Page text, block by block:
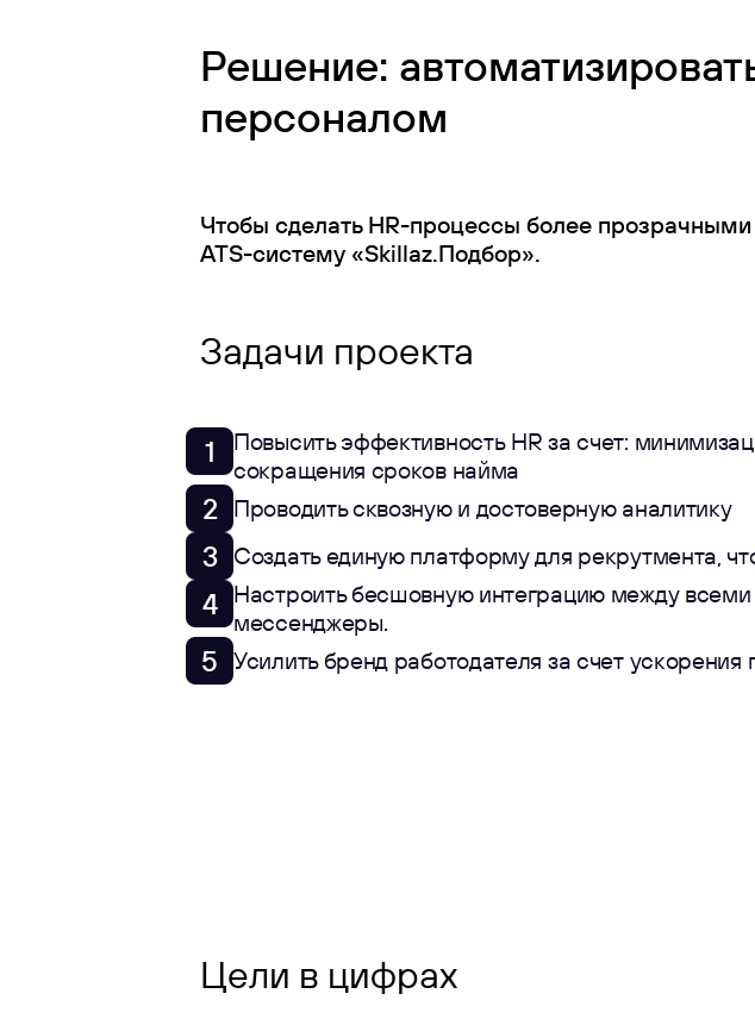
Решение:
персоналом
Чтобы сделать HR-процессы более
ATS-систему «Skillaz.Подбор».
Задачи проекта
1
Повысить эффективность HR за счет:
сокращения сроков найма
2 Проводить сквозную и достоверную аналитику
3 Создать единую платформу для рекрутмента,
4 Настроить бесшовную интеграцию между
мессенджеры.
5 Усилить бренд работодателя за счет
Цели в цифрах